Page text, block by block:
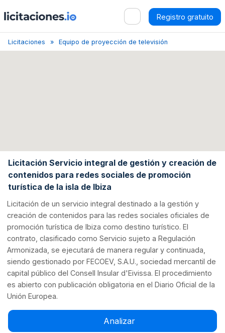
Registro gratuito
Licitaciones Equipo de proyección de televisión
Licitación Servicio integral de gestión y creación de
contenidos para redes sociales de promoción
turística de la isla de Ibiza
Licitación de un servicio integral destinado a la gestión y
creación de contenidos para las redes sociales oficiales de
promoción turística de Ibiza como destino turístico. El
contrato, clasificado como Servicio sujeto a Regulación
Armonizada, se ejecutará de manera regular y continuada,
siendo gestionado por FECOEV, S.A.U., sociedad mercantil de
capital público del Consell Insular d'Eivissa. El procedimiento
es abierto con publicación obligatoria en el Diario Oficial de la
Unión Europea.
Analizar